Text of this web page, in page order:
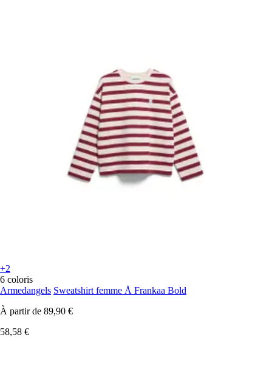
+2
6 coloris
Armedangels Sweatshirt femme Å Frankaa Bold
À partir de 89,90 €
58,58 €